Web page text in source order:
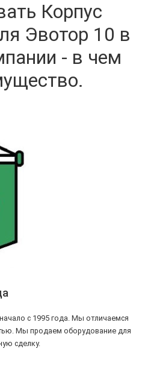
Корпус
Эвотор 10 в
- в чем
с 1995 года. Мы отличаемся
Мы продаем оборудование для
сделку.